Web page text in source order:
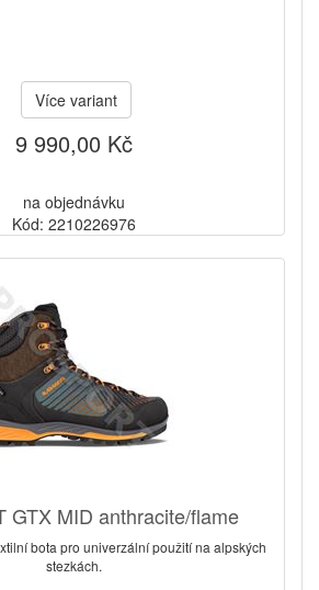
Více variant
9 990,00 Kč
na objednávku
Kód: 2210226976
GTX MID anthracite/flame
bota pro univerzální použití na alpských
stezkách.